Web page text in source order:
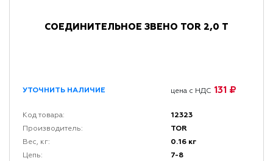
СОЕДИНИТЕЛЬНОЕ ЗВЕНО TOR 2,0 Т
УТОЧНИТЬ НАЛИЧИЕ цена с НДС 131 ₽
Код товара: 12323
Производитель: TOR
Вес, кг: 0.16 кг
Цепь: 7-8